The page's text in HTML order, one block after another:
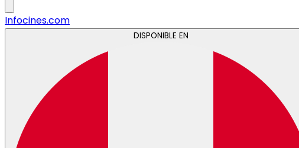
Infocines.com
DISPONIBLE EN